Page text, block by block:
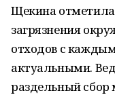
Щекина
загрязнения
отходов с
актуальными.
раздельный сбор